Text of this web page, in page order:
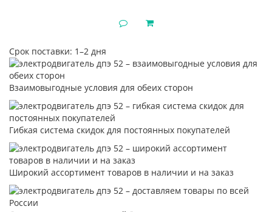
Срок поставки: 1–2 дня
Взаимовыгодные условия для обеих сторон
Гибкая система скидок для постоянных покупателей
Широкий ассортимент товаров в наличии и на заказ